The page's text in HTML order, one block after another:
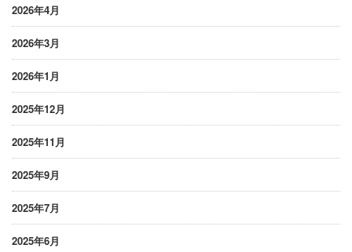
2026年4月
2026年3月
2026年1月
2025年12月
2025年11月
2025年9月
2025年7月
2025年6月